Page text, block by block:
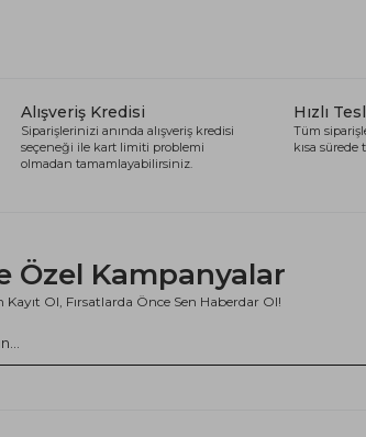
Alışveriş Kredisi
Siparişlerinizi anında alışveriş kredisi
seçeneği ile kart limiti problemi
olmadan tamamlayabilirsiniz.
Hızlı
Tüm
kısa sürede
Özel Kampanyalar
Kayıt Ol, Fırsatlarda Önce Sen Haberdar Ol!